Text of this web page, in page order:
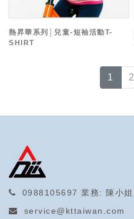
熱昇華系列│兒童-短袖活動T-
SHIRT
1 2
0988105697 業務: 陳小姐
service@kttaiwan.com